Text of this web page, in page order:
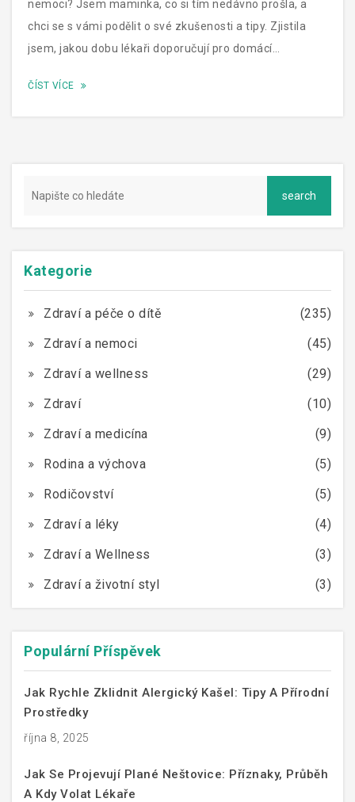
nemoci? Jsem maminka, co si tím nedávno prošla, a
chci se s vámi podělit o své zkušenosti a tipy. Zjistila
jsem, jakou dobu lékaři doporučují pro domácí
komplikací. V tomto článku najdete užitečné informace,
do kolektivu hladký a zdravý.
ČÍST VÍCE
Kategorie
Zdraví a péče o dítě
(235)
Zdraví a nemoci
(45)
Zdraví a wellness
(29)
Zdraví
(10)
Zdraví a medicína
(9)
Rodina a výchova
(5)
Rodičovství
(5)
Zdraví a léky
(4)
Zdraví a Wellness
(3)
Zdraví a životní styl
(3)
Populární Příspěvek
Jak Rychle Zklidnit Alergický Kašel: Tipy A Přírodní
Prostředky
října 8, 2025
Jak Se Projevují Plané Neštovice: Příznaky, Průběh
A Kdy Volat Lékaře